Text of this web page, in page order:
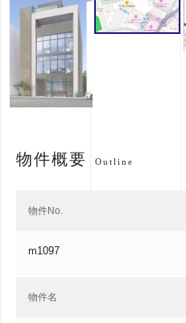
物件概要 Outline
物件No.
m1097
物件名